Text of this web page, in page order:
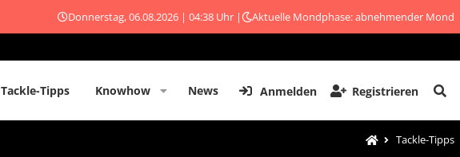
Donnerstag, 06.08.2026 | 04:38 Uhr | Aktuelle Mondphase: abnehmender Mond
Tackle-Tipps Knowhow News Anmelden Registrieren
Tackle-Tipps